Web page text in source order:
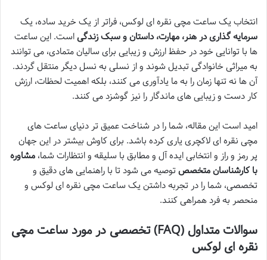
انتخاب یک ساعت مچی نقره ای لوکس، فراتر از یک خرید ساده، یک
سرمایه گذاری در هنر، مهارت، داستان و سبک زندگیاست. این ساعت
ها با توانایی خود در حفظ ارزش و زیبایی برای سالیان متمادی، می توانند
به میراثی خانوادگی تبدیل شوند و از نسلی به نسل دیگر منتقل گردند.
آن ها نه تنها زمان را به ما یادآوری می کنند، بلکه اهمیت لحظات، ارزش
کار دست و زیبایی های ماندگار را نیز گوشزد می کنند.
امید است این مقاله، شما را در شناخت عمیق تر دنیای ساعت های
مچی نقره ای لاکچری یاری کرده باشد. برای کاوش بیشتر در این جهان
پر رمز و راز و انتخابی ایده آل و مطابق با سلیقه و انتظارات شما، مشاوره
با کارشناسان متخصص توصیه می شود تا با راهنمایی های دقیق و
تخصصی، شما را در تجربه داشتن یک ساعت مچی نقره ای لوکس و
منحصر به فرد همراهی کنند.
سوالات متداول (FAQ) تخصصی در مورد ساعت مچی
نقره ای لوکس